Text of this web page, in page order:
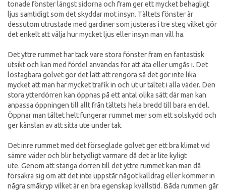
tonade fönster längst sidorna och fram ger ett mycket behagligt
ljus samtidigt som det skyddar mot insyn. Tältets fönster är
dessutom utrustade med gardiner som justeras i tre steg vilket gör
det enkelt att välja hur mycket ljus eller insyn man vill ha.
Det yttre rummet har tack vare stora fönster fram en fantastisk
utsikt och kan med fördel användas för att äta eller umgås i. Det
löstagbara golvet gör det lätt att rengöra så det gör inte lika
mycket att man har mycket trafik in och ut ur tältet i alla väder. Den
stora ytterdörren kan öppnas på ett antal olika sätt där man kan
anpassa öppningen till allt från tältets hela bredd till bara en del.
Öppnar man tältet helt fungerar rummet mer som ett solskydd och
ger känslan av att sitta ute under tak.
Det inre rummet med det förseglade golvet ger ett bra klimat vid
sämre väder och blir betydligt varmare då det är lite kyligt
ute. Genom att stänga dörren till det yttre rummet kan man då
försäkra sig om att det inte uppstår något kalldrag eller kommer in
några småkryp vilket är en bra egenskap kvällstid. Båda rummen går